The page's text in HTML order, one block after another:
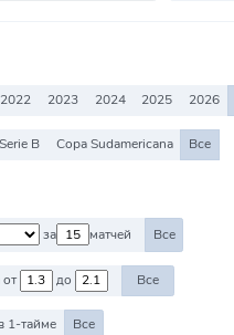
2022 2023 2024 2025 2026
Serie B Copa Sudamericana Все
за матчей Все
Победа от до Все
1-тайме Все